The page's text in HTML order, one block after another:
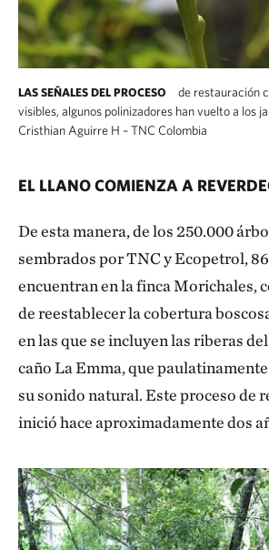
LAS SEÑALES DEL PROCESO
de restauración
visibles, algunos polinizadores han vuelto a los
Cristhian Aguirre H – TNC Colombia
EL LLANO COMIENZA A
De esta manera, de los 250.000
sembrados por TNC y Ecopetrol,
encuentran en la finca Morichales,
de reestablecer la cobertura
en las que se incluyen las riberas
caño La Emma, que
su sonido natural. Este proceso de
inició hace aproximadamente dos